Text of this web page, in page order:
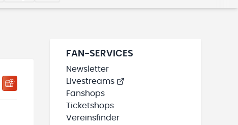
WIRD GELADEN
„MEINE TEAMS“ HINZUFÜGEN
FAN-SERVICES
Newsletter
Livestreams
Fanshops
Ticketshops
Vereinsfinder